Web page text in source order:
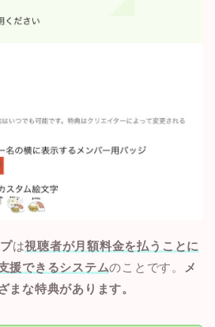
は視聴者が月額料金を払うことに
援できるシステムのことです。
メ
まな特典があります。